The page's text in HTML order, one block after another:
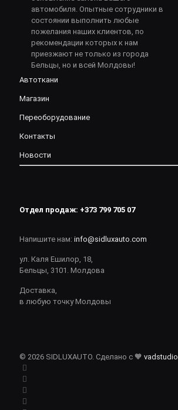
автомобиля. Опытные сотрудники в
состоянии выполнить любые
пожелания наших клиентов, по
рекомендации которых к нам
приезжают не только из города
Бельцы, но и всей Молдовы!
Автоткани
Магазин
Переоборудование
Контакты
Новости
Отдел продаж: +373 799 705 07
Напишите нам: info@sidluxauto.com
ул. Каля Ешилор, 18,
Бельцы, 3101. Молдова
Доставка,
в любую точку Молдовы
© 2026 SIDLUXAUTO. Сделано с 🧡 vadstudio